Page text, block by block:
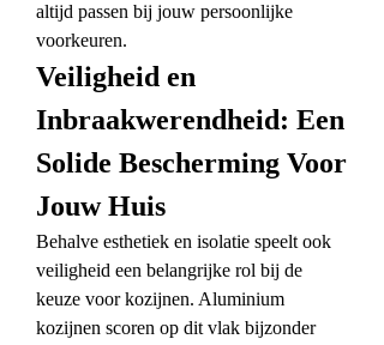
altijd passen bij jouw persoonlijke
voorkeuren.
Veiligheid en
Inbraakwerendheid: Een
Solide Bescherming Voor
Jouw Huis
Behalve esthetiek en isolatie speelt ook
veiligheid een belangrijke rol bij de
keuze voor kozijnen. Aluminium
kozijnen scoren op dit vlak bijzonder